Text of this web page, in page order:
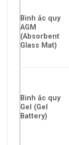
Bình ắc quy
AGM
(Absorbent
Glass Mat)
Bình ắc quy
Gel (Gel
Battery)